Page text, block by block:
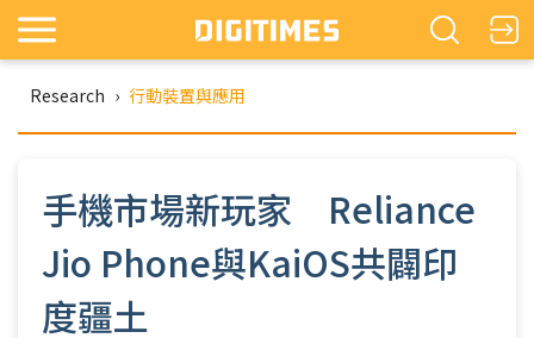
Research › 行動裝置與應用
手機市場新玩家 Reliance
Jio Phone與KaiOS共闢印
度疆土